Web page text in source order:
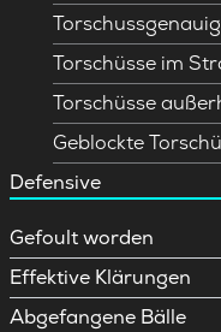
Torschüsse im
Torschüsse
Geblockte
Defensive
Gefoult worden
Effektive Klärungen
Abgefangene Bälle